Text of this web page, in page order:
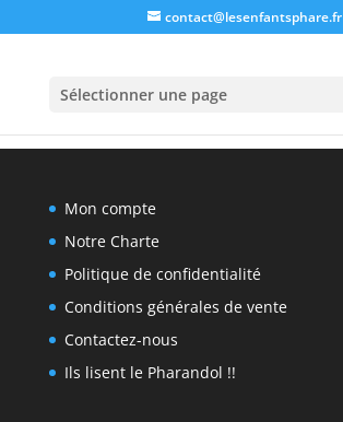
contact@lesenfantsphare.fr
Sélectionner une page
Mon compte
Notre Charte
Politique de confidentialité
Conditions générales de vente
Contactez-nous
Ils lisent le Pharandol !!